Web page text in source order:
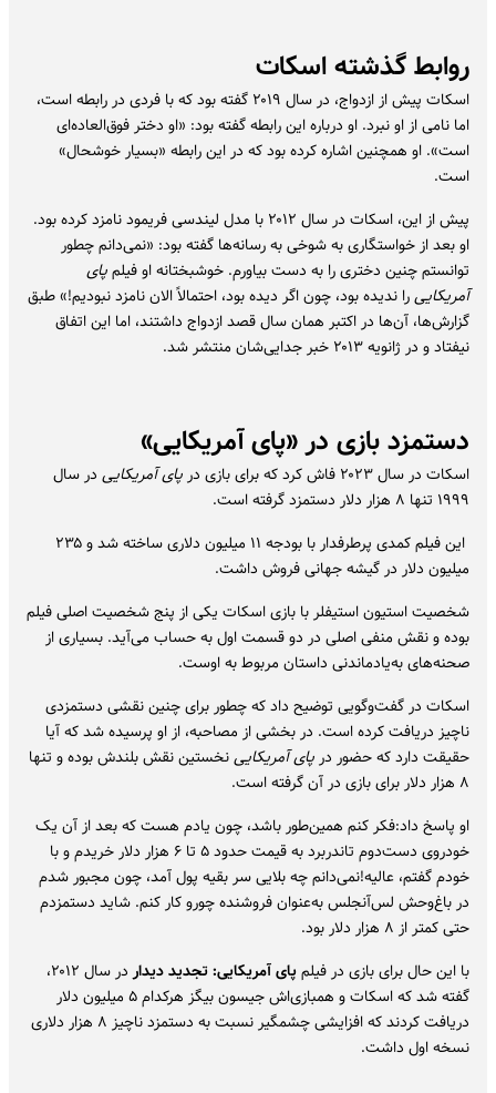
روابط گذشته اسکات
اسکات پیش از ازدواج، در سال ۲۰۱۹ گفته بود که با فردی در رابطه است،
اما نامی از او نبرد. او درباره این رابطه گفته بود: «او دختر فوق‌العاده‌ای
است». او همچنین اشاره کرده بود که در این رابطه «بسیار خوشحال»
است.
پیش از این، اسکات در سال ۲۰۱۲ با مدل لیندسی فریمود نامزد کرده بود.
او بعد از خواستگاری به شوخی به رسانه‌ها گفته بود: «نمی‌دانم چطور
توانستم چنین دختری را به دست بیاورم. خوشبختانه او فیلمپای
آمریکاییرا ندیده بود، چون اگر دیده بود، احتمالاً الان نامزد نبودیم!» طبق
گزارش‌ها، آن‌ها در اکتبر همان سال قصد ازدواج داشتند، اما این اتفاق
نیفتاد و در ژانویه ۲۰۱۳ خبر جدایی‌شان منتشر شد.
دستمزد بازی در «پای آمریکایی»
اسکات در سال ۲۰۲۳ فاش کرد که برای بازی در پایآمریکایی در سال
۱۹۹۹ تنها ۸ هزار دلار دستمزد گرفته است.
این فیلم کمدی پرطرفدار با بودجه ۱۱ میلیون دلاری ساخته شد و ۲۳۵
میلیون دلار در گیشه جهانی فروش داشت.
شخصیت استیون استیفلر با بازی اسکات یکی از پنج شخصیت اصلی فیلم
بوده و نقش منفی اصلی در دو قسمت اول به حساب می‌آید. بسیاری از
صحنه‌های به‌یادماندنی داستان مربوط به اوست.
اسکات در گفت‌وگویی توضیح داد که چطور برای چنین نقشی دستمزدی
ناچیز دریافت کرده است. در بخشی از مصاحبه، از او پرسیده شد که آیا
حقیقت دارد که حضور در پای آمریکایینخستین نقش بلندش بوده و تنها
۸ هزار دلار برای بازی در آن گرفته است.
او پاسخ داد:فکر کنم همین‌طور باشد، چون یادم هست که بعد از آن یک
خودروی دست‌دوم تاندربرد به قیمت حدود ۵ تا ۶ هزار دلار خریدم و با
خودم گفتم، عالیه!نمی‌دانم چه بلایی سر بقیه پول آمد، چون مجبور شدم
در باغ‌وحش لس‌آنجلس به‌عنوان فروشنده چورو کار کنم. شاید دستمزدم
حتی کمتر از ۸ هزار دلار بود.
با این حال برای بازی در فیلمپای آمریکایی: تجدید دیدار
در سال ۲۰۱۲،
گفته شد که اسکات و همبازی‌اش جیسون بیگز هرکدام ۵ میلیون دلار
دریافت کردند که افزایشی چشمگیر نسبت به دستمزد ناچیز ۸ هزار دلاری
نسخه اول داشت.